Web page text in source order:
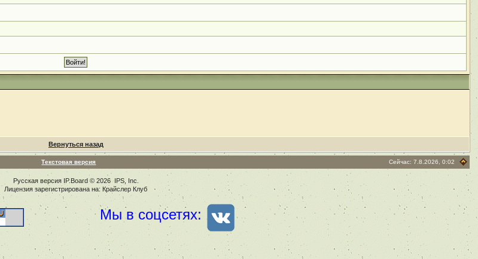
Вернуться назад
Текстовая версия Сейчас: 7.8.2026, 0:02
Русская версия IP.Board© 2026IPS, Inc
Лицензия зарегистрирована на: Крайслер Клуб
Мы в соцсетях: